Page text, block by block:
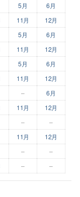
5月
6月
11月 12月
5月
6月
11月 12月
5月
6月
11月 12月
–
6月
11月 12月
–
–
11月 12月
–
–
– –